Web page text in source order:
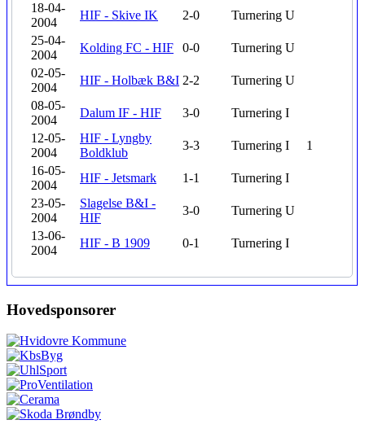
18-04-
2004
HIF - Skive IK 2-0 Turnering U
25-04-
2004
Kolding FC - HIF 0-0 Turnering U
02-05-
2004
HIF - Holbæk B&I 2-2 Turnering U
08-05-
2004
Dalum IF - HIF 3-0 Turnering I
12-05-
2004
HIF - Lyngby
Boldklub
3-3 Turnering I
1
16-05-
2004
HIF - Jetsmark 1-1 Turnering I
23-05-
2004
Slagelse B&I -
HIF
3-0 Turnering U
13-06-
2004
HIF - B 1909 0-1 Turnering I
Hovedsponsorer